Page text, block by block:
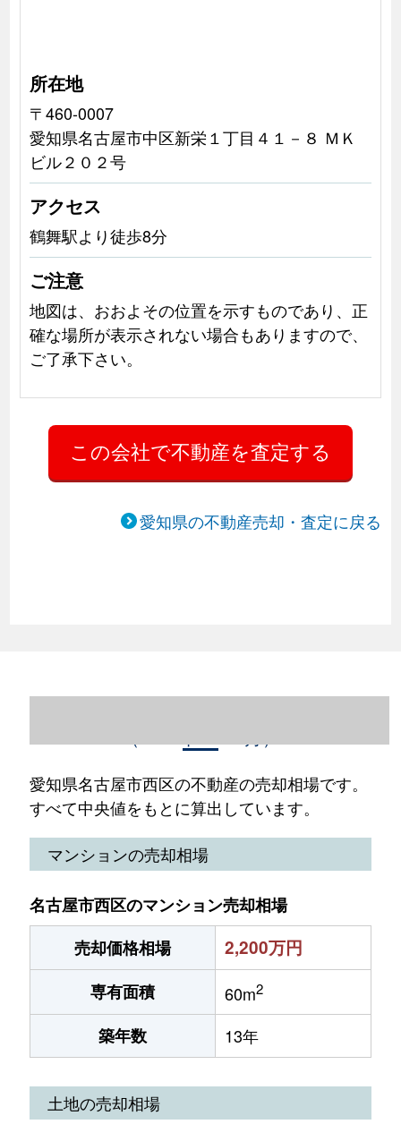
所在地
〒460-0007
愛知県名古屋市中区新栄１丁目４１－８ ＭＫ
ビル２０２号
アクセス
鶴舞駅より徒歩8分
ご注意
地図は、おおよその位置を示すものであり、正
確な場所が表示されない場合もありますので、
ご了承下さい。
愛知県の不動産売却・査定に戻る
愛知県名古屋市西区の不動産の売却相場です。
すべて中央値をもとに算出しています。
マンションの売却相場
名古屋市西区のマンション売却相場
売却価格相場
2,200万円
専有面積 60m2
築年数 13年
土地の売却相場